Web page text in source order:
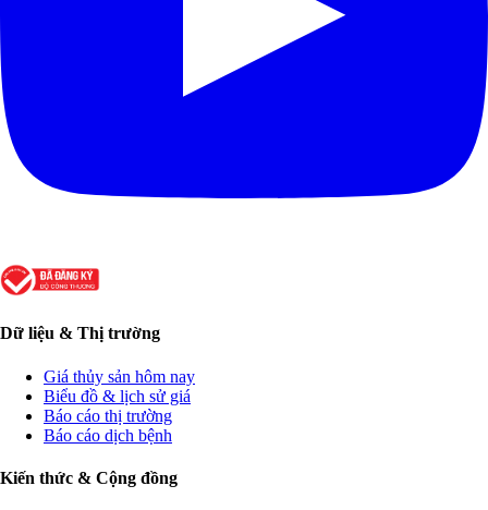
Dữ liệu & Thị trường
Giá thủy sản hôm nay
Biểu đồ & lịch sử giá
Báo cáo thị trường
Báo cáo dịch bệnh
Kiến thức & Cộng đồng